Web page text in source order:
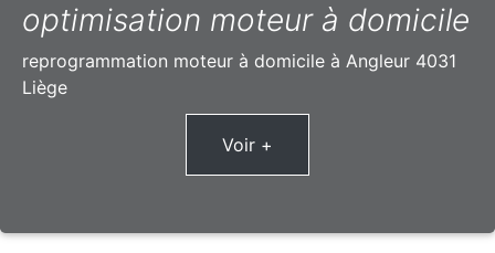
optimisation moteur à domicile
reprogrammation moteur à domicile à Angleur 4031
Liège
Voir +